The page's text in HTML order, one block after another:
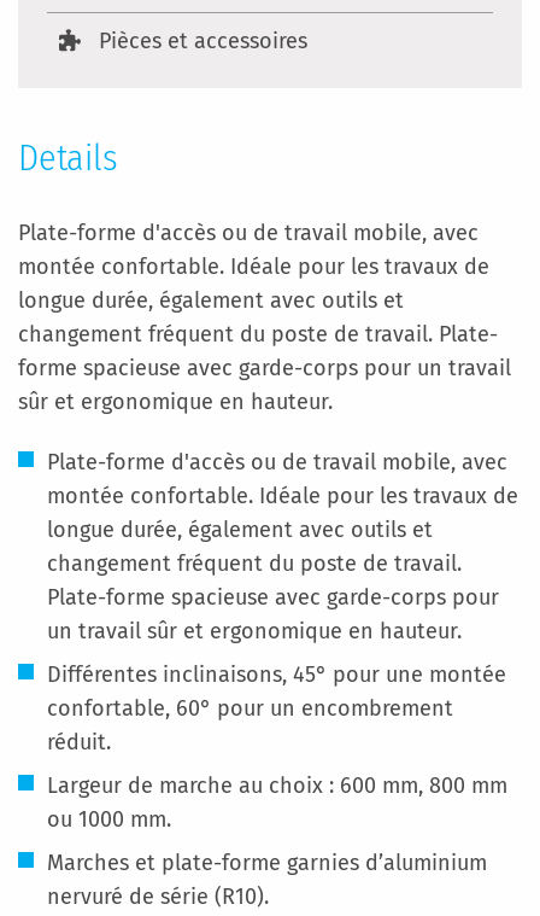
Pièces et accessoires
Details
Plate-forme d'accès ou de travail mobile, avec
montée confortable. Idéale pour les travaux de
longue durée, également avec outils et
changement fréquent du poste de travail. Plate-
forme spacieuse avec garde-corps pour un travail
sûr et ergonomique en hauteur.
Plate-forme d'accès ou de travail mobile, avec
montée confortable. Idéale pour les travaux de
longue durée, également avec outils et
changement fréquent du poste de travail.
Plate-forme spacieuse avec garde-corps pour
un travail sûr et ergonomique en hauteur.
Différentes inclinaisons, 45° pour une montée
confortable, 60° pour un encombrement
réduit.
Largeur de marche au choix : 600 mm, 800 mm
ou 1000 mm.
Marches et plate-forme garnies d’aluminium
nervuré de série (R10).